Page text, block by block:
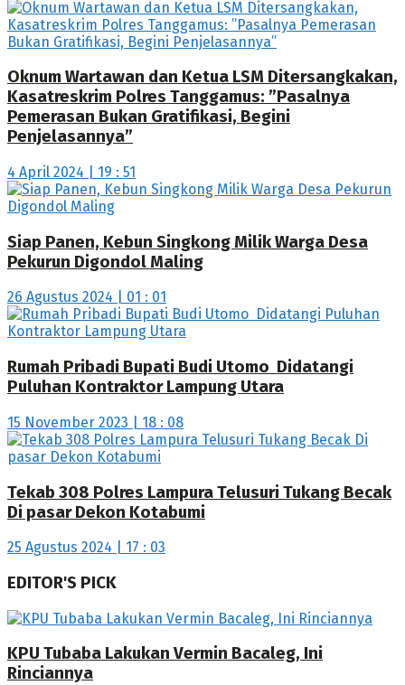
Oknum Wartawan dan Ketua LSM Ditersangkakan,
Kasatreskrim Polres Tanggamus: ”Pasalnya
Pemerasan Bukan Gratifikasi, Begini
Penjelasannya”
4 April 2024 | 19 : 51
Siap Panen, Kebun Singkong Milik Warga Desa
Pekurun Digondol Maling
26 Agustus 2024 | 01 : 01
Rumah Pribadi Bupati Budi Utomo Didatangi
Puluhan Kontraktor Lampung Utara
15 November 2023 | 18 : 08
Tekab 308 Polres Lampura Telusuri Tukang Becak
Di pasar Dekon Kotabumi
25 Agustus 2024 | 17 : 03
EDITOR'S PICK
KPU Tubaba Lakukan Vermin Bacaleg, Ini
Rinciannya